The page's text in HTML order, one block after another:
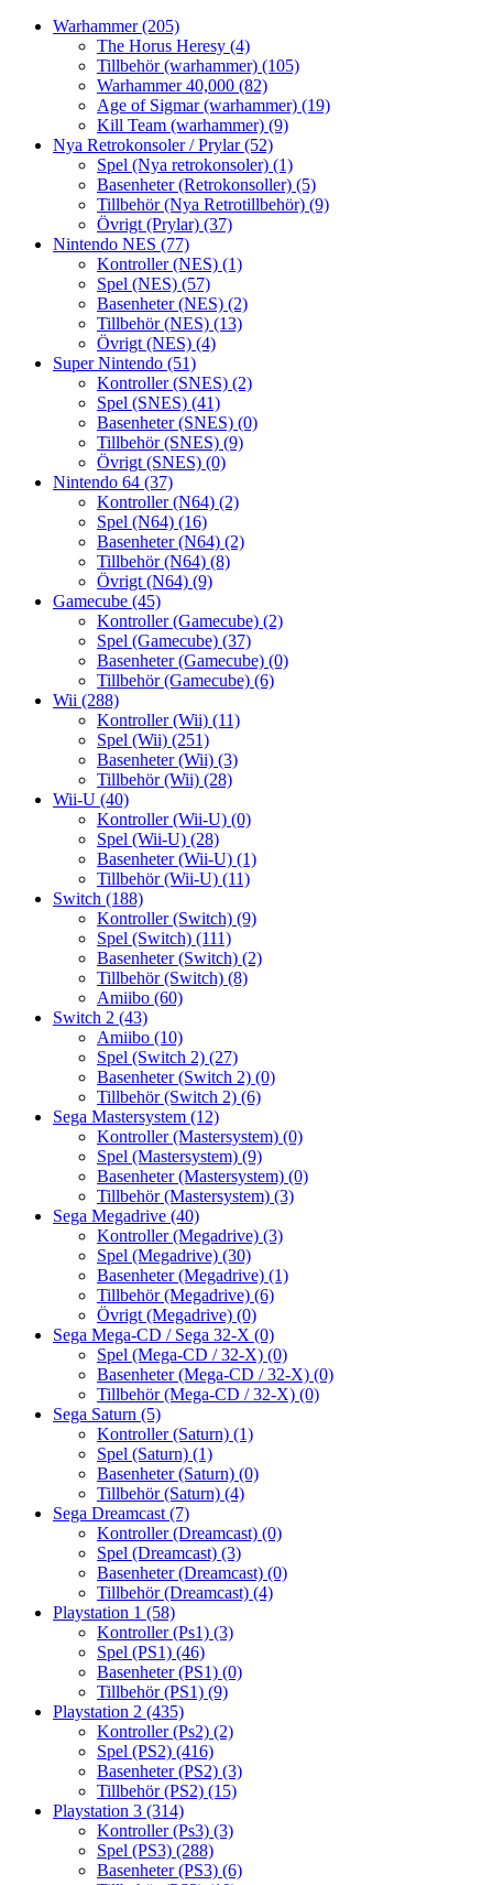
Warhammer(205)
The Horus Heresy (4)
Tillbehör (warhammer) (105)
Warhammer 40,000 (82)
Age of Sigmar (warhammer) (19)
Kill Team (warhammer) (9)
Nya Retrokonsoler / Prylar(52)
Spel (Nya retrokonsoler) (1)
Basenheter (Retrokonsoller) (5)
Tillbehör (Nya Retrotillbehör) (9)
Övrigt (Prylar) (37)
Nintendo NES (77)
Kontroller (NES) (1)
Spel (NES) (57)
Basenheter (NES) (2)
Tillbehör (NES) (13)
Övrigt (NES) (4)
Super Nintendo (51)
Kontroller (SNES) (2)
Spel (SNES) (41)
Basenheter (SNES) (0)
Tillbehör (SNES) (9)
Övrigt (SNES) (0)
Nintendo 64 (37)
Kontroller (N64) (2)
Spel (N64) (16)
Basenheter (N64) (2)
Tillbehör (N64) (8)
Övrigt (N64) (9)
Gamecube (45)
Kontroller (Gamecube) (2)
Spel (Gamecube) (37)
Basenheter (Gamecube) (0)
Tillbehör (Gamecube) (6)
Wii (288)
Kontroller (Wii) (11)
Spel (Wii) (251)
Basenheter (Wii) (3)
Tillbehör (Wii) (28)
Wii-U (40)
Kontroller (Wii-U) (0)
Spel (Wii-U) (28)
Basenheter (Wii-U) (1)
Tillbehör (Wii-U) (11)
Switch (188)
Kontroller (Switch) (9)
Spel (Switch) (111)
Basenheter (Switch) (2)
Tillbehör (Switch) (8)
Amiibo (60)
Switch 2 (43)
Amiibo (10)
Spel (Switch 2) (27)
Basenheter (Switch 2) (0)
Tillbehör (Switch 2) (6)
Sega Mastersystem (12)
Kontroller (Mastersystem) (0)
Spel (Mastersystem) (9)
Basenheter (Mastersystem) (0)
Tillbehör (Mastersystem) (3)
Sega Megadrive (40)
Kontroller (Megadrive) (3)
Spel (Megadrive) (30)
Basenheter (Megadrive) (1)
Tillbehör (Megadrive) (6)
Övrigt (Megadrive) (0)
Sega Mega-CD / Sega 32-X (0)
Spel (Mega-CD / 32-X) (0)
Basenheter (Mega-CD / 32-X) (0)
Tillbehör (Mega-CD / 32-X) (0)
Sega Saturn (5)
Kontroller (Saturn) (1)
Spel (Saturn) (1)
Basenheter (Saturn) (0)
Tillbehör (Saturn) (4)
Sega Dreamcast (7)
Kontroller (Dreamcast) (0)
Spel (Dreamcast) (3)
Basenheter (Dreamcast) (0)
Tillbehör (Dreamcast) (4)
Playstation 1 (58)
Kontroller (Ps1) (3)
Spel (PS1) (46)
Basenheter (PS1) (0)
Tillbehör (PS1) (9)
Playstation 2 (435)
Kontroller (Ps2) (2)
Spel (PS2) (416)
Basenheter (PS2) (3)
Tillbehör (PS2) (15)
Playstation 3 (314)
Kontroller (Ps3) (3)
Spel (PS3) (288)
Basenheter (PS3) (6)